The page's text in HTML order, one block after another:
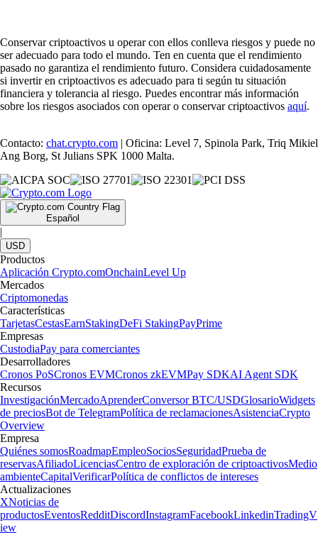
Conservar criptoactivos u operar con ellos conlleva riesgos y puede no
ser adecuado para todo el mundo. Ten en cuenta que el rendimiento
pasado no garantiza el rendimiento futuro. Considera cuidadosamente
si invertir en criptoactivos es adecuado para ti según tu situación
financiera y tolerancia al riesgo. Puedes encontrar más información
sobre los riesgos asociados con operar o conservar criptoactivos aquí.
Contacto: chat.crypto.com | Oficina: Level 7, Spinola Park, Triq Mikiel
Ang Borg, St Julians SPK 1000 Malta.
Español
|
USD
Productos
Aplicación Crypto.comOnchainLevel Up
Mercados
Criptomonedas
Características
TarjetasCestasEarnStakingDeFi StakingPayPrime
Empresas
CustodiaPay para comerciantes
Desarrolladores
Cronos PoSCronos EVMCronos zkEVMPay SDKAI Agent SDK
Recursos
InvestigaciónMercadoAprenderConversor BTC/USDGlosarioWidgets
de preciosBot de TelegramPolítica de reclamacionesAsistenciaCrypto
Overview
Empresa
Quiénes somosRoadmapEmpleoSociosSeguridadPrueba de
reservasAfiliadoLicenciasCentro de exploración de criptoactivosMedio
ambienteCapitalVerificarPolítica de conflictos de intereses
Actualizaciones
XNoticias de
productosEventosRedditDiscordInstagramFacebookLinkedinTradingV
iew